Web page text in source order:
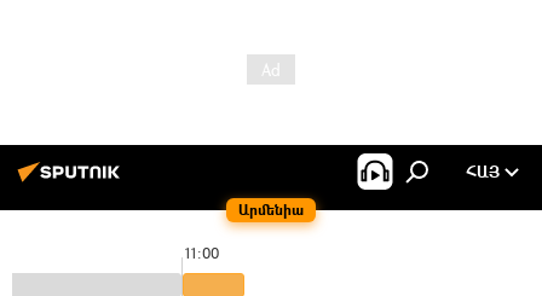
Արմենիա
ՀԱՅ
11:00